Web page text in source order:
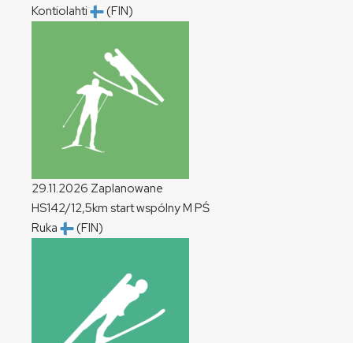
Kontiolahti
(FIN)
29.11.2026 Zaplanowane
HS142/12,5km start wspólnyM PŚ
Ruka
(FIN)